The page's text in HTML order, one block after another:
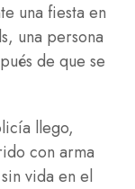
una fiesta en
una persona
de que se
llego,
con arma
vida en el